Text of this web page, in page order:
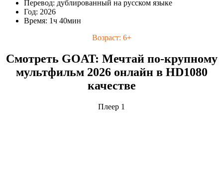
Перевод: дублированный на русском языке
Год: 2026
Время: 1ч 40мин
Возраст: 6+
Смотреть GOAT: Мечтай по-крупному
мультфильм 2026 онлайн в HD1080
качестве
Плеер 1